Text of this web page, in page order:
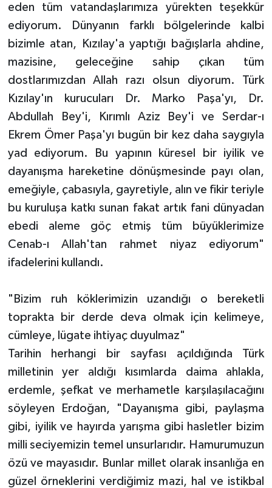
eden tüm vatandaşlarımıza yürekten teşekkür
ediyorum. Dünyanın farklı bölgelerinde kalbi
bizimle atan, Kızılay'a yaptığı bağışlarla ahdine,
mazisine, geleceğine sahip çıkan tüm
dostlarımızdan Allah razı olsun diyorum. Türk
Kızılay'ın kurucuları Dr. Marko Paşa'yı, Dr.
Abdullah Bey'i, Kırımlı Aziz Bey'i ve Serdar-ı
Ekrem Ömer Paşa'yı bugün bir kez daha saygıyla
yad ediyorum. Bu yapının küresel bir iyilik ve
dayanışma hareketine dönüşmesinde payı olan,
emeğiyle, çabasıyla, gayretiyle, alın ve fikir teriyle
bu kuruluşa katkı sunan fakat artık fani dünyadan
ebedi aleme göç etmiş tüm büyüklerimize
Cenab-ı Allah'tan rahmet niyaz ediyorum"
ifadelerini kullandı.
"Bizim ruh köklerimizin uzandığı o bereketli
toprakta bir derde deva olmak için kelimeye,
cümleye, lügate ihtiyaç duyulmaz"
Tarihin herhangi bir sayfası açıldığında Türk
milletinin yer aldığı kısımlarda daima ahlakla,
erdemle, şefkat ve merhametle karşılaşılacağını
söyleyen Erdoğan, "Dayanışma gibi, paylaşma
gibi, iyilik ve hayırda yarışma gibi hasletler bizim
milli seciyemizin temel unsurlarıdır. Hamurumuzun
özü ve mayasıdır. Bunlar millet olarak insanlığa en
güzel örneklerini verdiğimiz mazi, hal ve istikbal